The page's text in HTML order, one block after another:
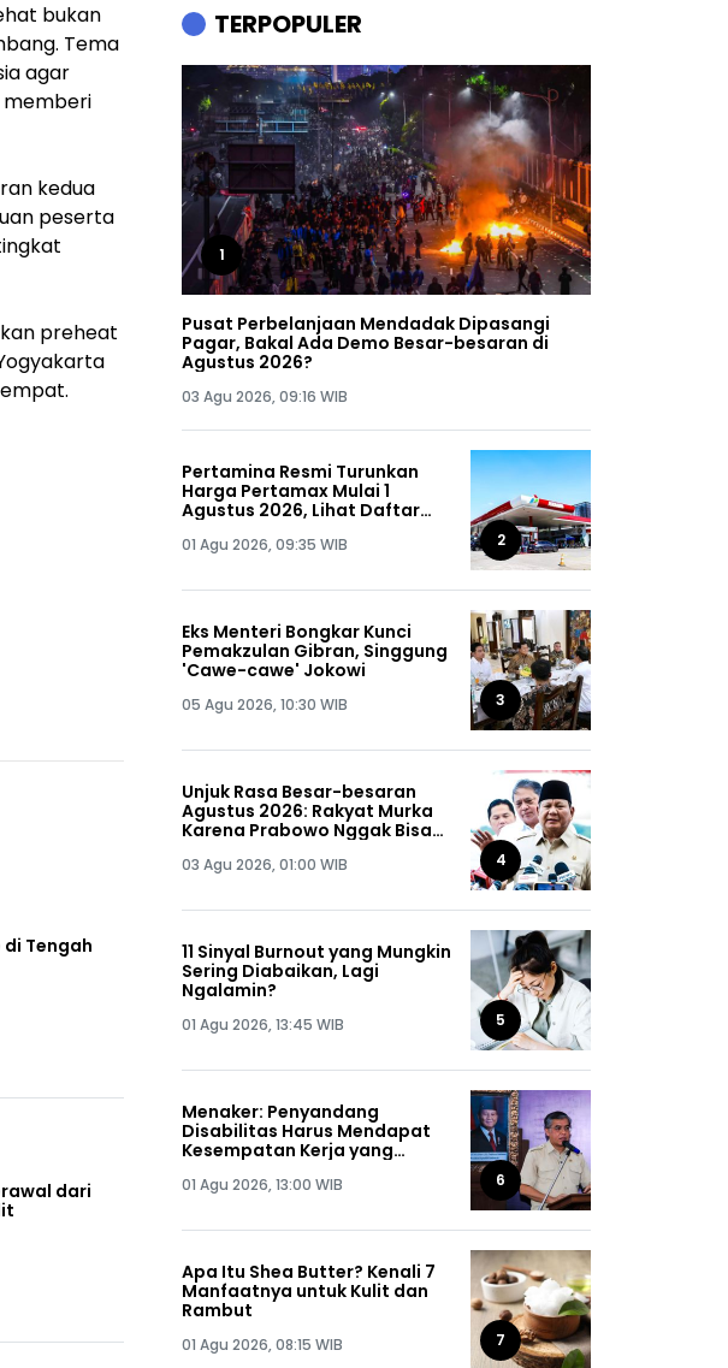
bukan
Tema
agar
memberi
kedua
peserta
preheat
Tengah
dari
TERPOPULER
1
Pusat Perbelanjaan Mendadak Dipasangi
Pagar, Bakal Ada Demo Besar-besaran di
Agustus 2026?
03 Agu 2026, 09:16 WIB
Pertamina Resmi Turunkan
Harga Pertamax Mulai 1
Agustus 2026, Lihat Daftar
01 Agu 2026, 09:35 WIB 2
Eks Menteri Bongkar Kunci
Pemakzulan Gibran, Singgung
'Cawe-cawe' Jokowi
05 Agu 2026, 10:30 WIB 3
Unjuk Rasa Besar-besaran
Agustus 2026: Rakyat Murka
Karena Prabowo Nggak Bisa
03 Agu 2026, 01:00 WIB 4
11 Sinyal Burnout yang Mungkin
Sering Diabaikan, Lagi
Ngalamin?
01 Agu 2026, 13:45 WIB 5
Menaker: Penyandang
Disabilitas Harus Mendapat
Kesempatan Kerja yang
01 Agu 2026, 13:00 WIB 6
Apa Itu Shea Butter? Kenali 7
Manfaatnya untuk Kulit dan
Rambut
01 Agu 2026, 08:15 WIB 7